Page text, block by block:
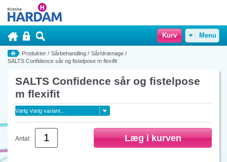
Kurv Menu
Produkter / Sårbehandling / Sår/drænage /
SALTS Confidence sår og fistelpose m flexifit
SALTS Confidence sår og fistelpose
m flexifit
Antal: